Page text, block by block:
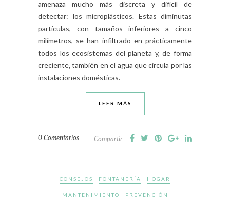
amenaza mucho más discreta y difícil de
detectar: los microplásticos. Estas diminutas
partículas, con tamaños inferiores a cinco
milímetros, se han infiltrado en prácticamente
todos los ecosistemas del planeta y, de forma
creciente, también en el agua que circula por las
instalaciones domésticas.
LEER MÁS
0 Comentarios Compartir
CONSEJOS FONTANERÍA HOGAR
MANTENIMIENTO PREVENCIÓN